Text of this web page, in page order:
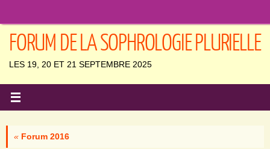
contenu
FORUM DE LA SOPHROLOGIE PLURIELLE
LES 19, 20 ET 21 SEPTEMBRE 2025
« Forum 2016